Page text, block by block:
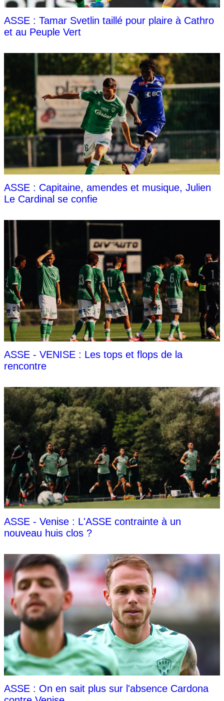
ASSE : Tamar Svetlin taillé pour plaire à Cathro
et au Peuple Vert
ASSE : Capitaine, amendes et musique, Julien
Le Cardinal se confie
ASSE - VENISE : Les tops et flops de la
rencontre
ASSE - Venise : L'ASSE contrainte à un
nouveau huis clos ?
ASSE : On en sait plus sur l'absence Cardona